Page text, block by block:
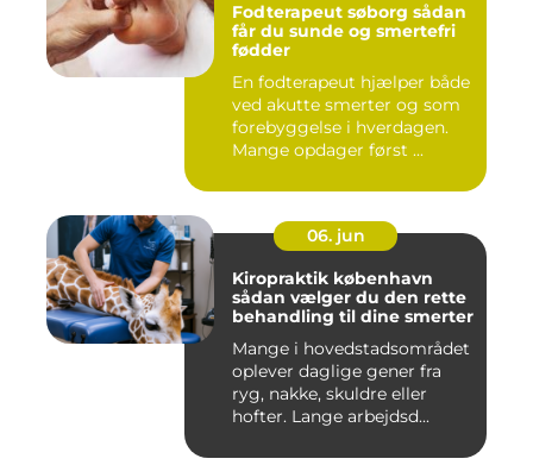
Fodterapeut søborg sådan
får du sunde og smertefri
fødder
En fodterapeut hjælper både
ved akutte smerter og som
forebyggelse i hverdagen.
Mange opdager først ...
06. jun
Kiropraktik københavn
sådan vælger du den rette
behandling til dine smerter
Mange i hovedstadsområdet
oplever daglige gener fra
ryg, nakke, skuldre eller
hofter. Lange arbejdsd...